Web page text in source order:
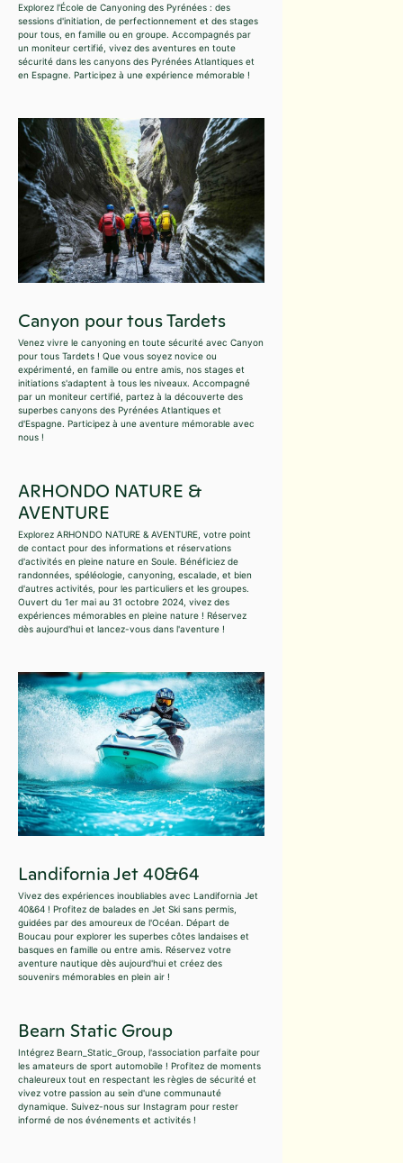
Explorez l'École de Canyoning des Pyrénées : des
sessions d'initiation, de perfectionnement et des stages
pour tous, en famille ou en groupe. Accompagnés par
un moniteur certifié, vivez des aventures en toute
sécurité dans les canyons des Pyrénées Atlantiques et
en Espagne. Participez à une expérience mémorable !
Canyon pour tous Tardets
Venez vivre le canyoning en toute sécurité avec Canyon
pour tous Tardets ! Que vous soyez novice ou
expérimenté, en famille ou entre amis, nos stages et
initiations s'adaptent à tous les niveaux. Accompagné
par un moniteur certifié, partez à la découverte des
superbes canyons des Pyrénées Atlantiques et
d'Espagne. Participez à une aventure mémorable avec
nous !
ARHONDO NATURE &
AVENTURE
Explorez ARHONDO NATURE & AVENTURE, votre point
de contact pour des informations et réservations
d'activités en pleine nature en Soule. Bénéficiez de
randonnées, spéléologie, canyoning, escalade, et bien
d'autres activités, pour les particuliers et les groupes.
Ouvert du 1er mai au 31 octobre 2024, vivez des
expériences mémorables en pleine nature ! Réservez
dès aujourd'hui et lancez-vous dans l'aventure !
Landifornia Jet 40&64
Vivez des expériences inoubliables avec Landifornia Jet
40&64 ! Profitez de balades en Jet Ski sans permis,
guidées par des amoureux de l'Océan. Départ de
Boucau pour explorer les superbes côtes landaises et
basques en famille ou entre amis. Réservez votre
aventure nautique dès aujourd'hui et créez des
souvenirs mémorables en plein air !
Bearn Static Group
Intégrez Bearn_Static_Group, l'association parfaite pour
les amateurs de sport automobile ! Profitez de moments
chaleureux tout en respectant les règles de sécurité et
vivez votre passion au sein d'une communauté
dynamique. Suivez-nous sur Instagram pour rester
informé de nos événements et activités !